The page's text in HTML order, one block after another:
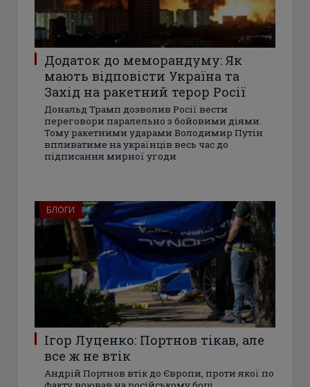
Додаток до меморандуму: Як
мають відповісти Україна та
Захід на ракетний терор Росії
Дональд Трамп дозволив Росії вести
переговори паралельно з бойовими діями.
Тому ракетними ударами Володимир Путін
впливатиме на українців весь час до
підписання мирної угоди
БЛОГИ
Ігор Луценко: Портнов тікав, але
все ж не втік
Андрій Портнов втік до Європи, проти якої по